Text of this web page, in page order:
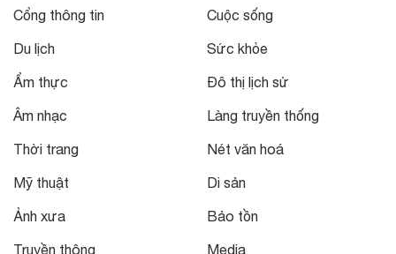
Cổng thông tin
Du lịch
Ẩm thực
Âm nhạc
Thời trang
Mỹ thuật
Ảnh xưa
Truyền thông
Cuộc sống
Sức khỏe
Đô thị lịch sử
Làng truyền thống
Nét văn hoá
Di sản
Bảo tồn
Media